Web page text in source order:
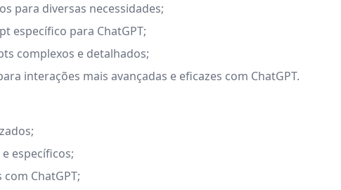
para diversas necessidades;
específico para ChatGPT;
complexos e detalhados;
interações mais avançadas e eficazes com ChatGPT.
específicos;
ChatGPT;